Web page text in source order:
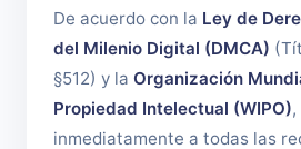
De acuerdo con la Ley de
del Milenio Digital (DMCA)
§512) y la Organización
Propiedad Intelectual (WIPO)
inmediatamente a todas las